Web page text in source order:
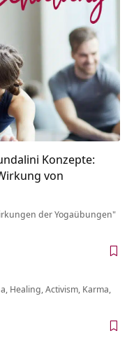
Konzepte:
von
der Yogaübungen"
Healing, Activism, Karma,